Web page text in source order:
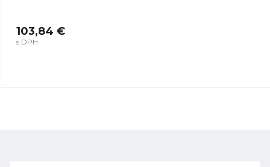
103,84 €
s DPH